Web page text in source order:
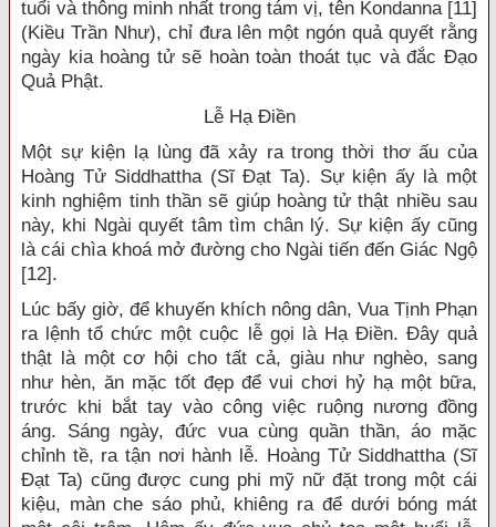
tuổi và thông minh nhất trong tám vị, tên Kondanna [11]
(Kiều Trần Như), chỉ đưa lên một ngón quả quyết rằng
ngày kia hoàng tử sẽ hoàn toàn thoát tục và đắc Đạo
Quả Phật.
Lễ Hạ Điền
Một sự kiện lạ lùng đã xảy ra trong thời thơ ấu của
Hoàng Tử Siddhattha (Sĩ Đạt Ta). Sự kiện ấy là một
kinh nghiệm tinh thần sẽ giúp hoàng tử thật nhiều sau
này, khi Ngài quyết tâm tìm chân lý. Sự kiện ấy cũng
là cái chìa khoá mở đường cho Ngài tiến đến Giác Ngộ
[12].
Lúc bấy giờ, để khuyến khích nông dân, Vua Tịnh Phạn
ra lệnh tổ chức một cuộc lễ gọi là Hạ Điền. Đây quả
thật là một cơ hội cho tất cả, giàu như nghèo, sang
như hèn, ăn mặc tốt đẹp để vui chơi hỷ hạ một bữa,
trước khi bắt tay vào công việc ruộng nương đồng
áng. Sáng ngày, đức vua cùng quần thần, áo mặc
chỉnh tề, ra tận nơi hành lễ. Hoàng Tử Siddhattha (Sĩ
Đạt Ta) cũng được cung phi mỹ nữ đặt trong một cái
kiệu, màn che sáo phủ, khiêng ra để dưới bóng mát